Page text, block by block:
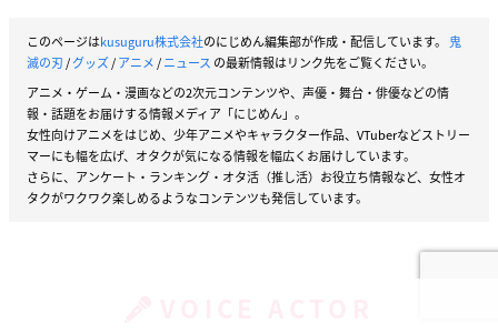
このページはkusuguru株式会社のにじめん編集部が作成・配信しています。 鬼
滅の刃/グッズ/アニメ/ニュース の最新情報はリンク先をご覧ください。
アニメ・ゲーム・漫画などの2次元コンテンツや、声優・舞台・俳優などの情
報・話題をお届けする情報メディア「にじめん」。
女性向けアニメをはじめ、少年アニメやキャラクター作品、VTuberなどストリー
マーにも幅を広げ、オタクが気になる情報を幅広くお届けしています。
さらに、アンケート・ランキング・オタ活（推し活）お役立ち情報など、女性オ
タクがワクワク楽しめるようなコンテンツも発信しています。